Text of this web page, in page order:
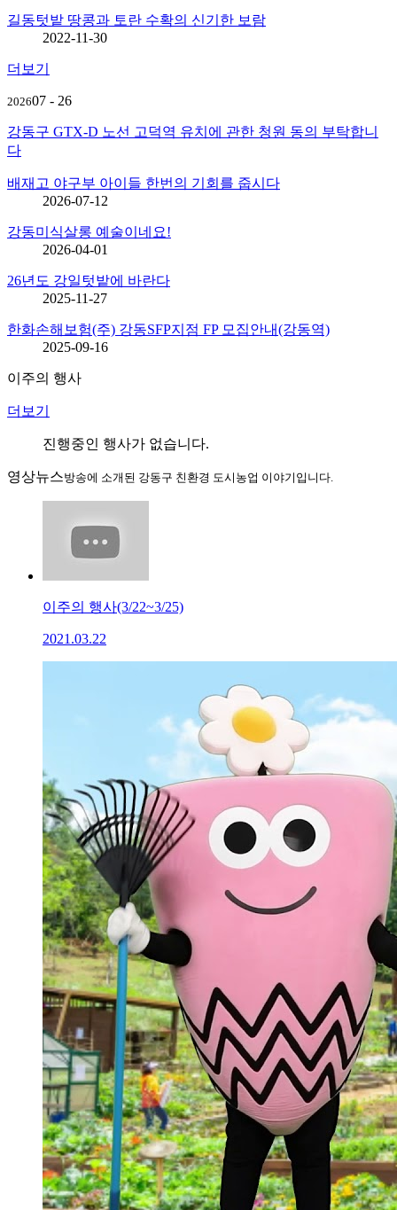
길동텃밭 땅콩과 토란 수확의 신기한 보람
2022-11-30
더보기
202607 - 26
강동구 GTX-D 노선 고덕역 유치에 관한 청원 동의 부탁합니
다
배재고 야구부 아이들 한번의 기회를 줍시다
2026-07-12
강동미식살롱 예술이네요!
2026-04-01
26년도 강일텃밭에 바란다
2025-11-27
한화손해보험(주) 강동SFP지점 FP 모집안내(강동역)
2025-09-16
이주의 행사
더보기
진행중인 행사가 없습니다.
영상뉴스방송에 소개된 강동구 친환경 도시농업 이야기입니다.
이주의 행사(3/22~3/25)
2021.03.22